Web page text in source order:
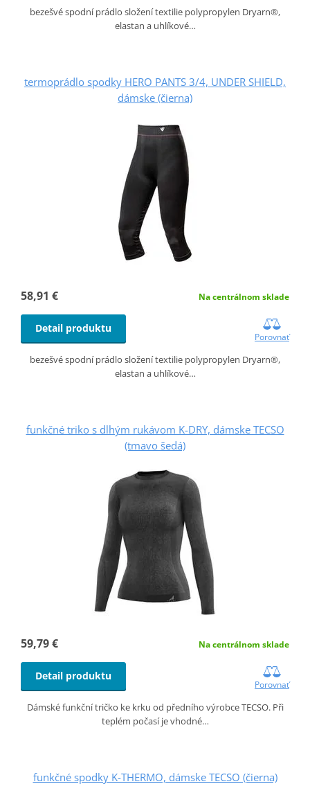
bezešvé spodní prádlo složení textilie polypropylen Dryarn®,
elastan a uhlíkové…
termoprádlo spodky HERO PANTS 3/4, UNDER SHIELD,
dámske (čierna)
58,91 € Na centrálnom sklade
Detail produktu
Porovnať
bezešvé spodní prádlo složení textilie polypropylen Dryarn®,
elastan a uhlíkové…
funkčné triko s dlhým rukávom K-DRY, dámske TECSO
(tmavo šedá)
59,79 € Na centrálnom sklade
Detail produktu
Porovnať
Dámské funkční tričko ke krku od předního výrobce TECSO. Při
teplém počasí je vhodné…
funkčné spodky K-THERMO, dámske TECSO (čierna)